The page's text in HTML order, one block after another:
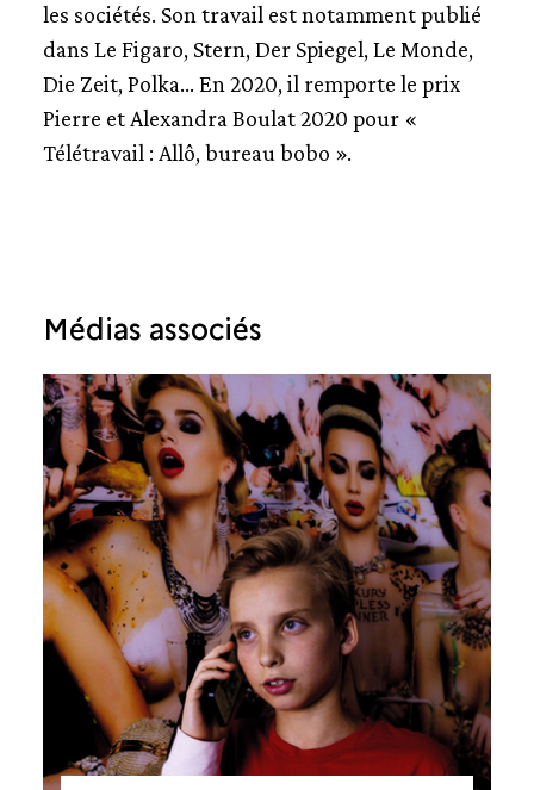
les sociétés. Son travail est notamment publié
dans Le Figaro, Stern, Der Spiegel, Le Monde,
Die Zeit, Polka… En 2020, il remporte le prix
Pierre et Alexandra Boulat 2020 pour «
Télétravail : Allô, bureau bobo ».
Médias associés